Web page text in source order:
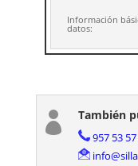
Información
datos:
 También
957 53